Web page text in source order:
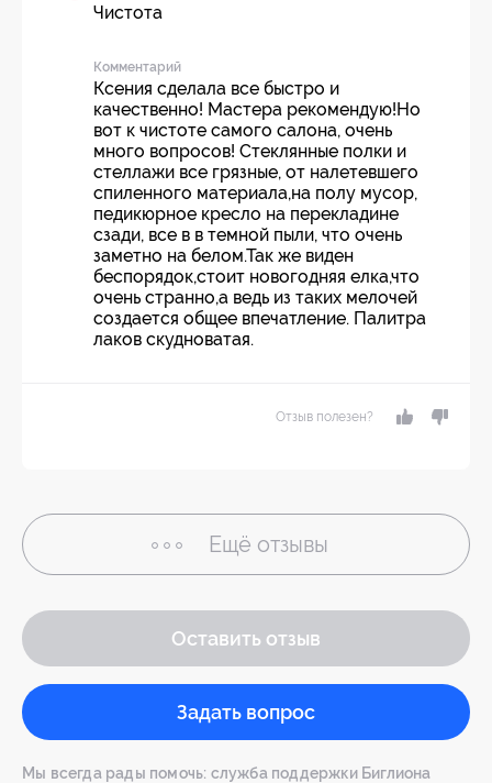
Чистота
Комментарий
Ксения сделала все быстро и
качественно! Мастера рекомендую!Но
вот к чистоте самого салона, очень
много вопросов! Стеклянные полки и
стеллажи все грязные, от налетевшего
спиленного материала,на полу мусор,
педикюрное кресло на перекладине
сзади, все в в темной пыли, что очень
заметно на белом.Так же виден
беспорядок,стоит новогодняя елка,что
очень странно,а ведь из таких мелочей
создается общее впечатление. Палитра
лаков скудноватая.
Отзыв полезен?
Ещё отзывы
Оставить отзыв
Задать вопрос
Мы всегда рады помочь: служба поддержки Биглиона